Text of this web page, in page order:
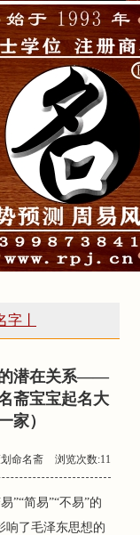
字丨
的潜在关系——
斋宝宝起名大
家）
命名斋
浏览次数:11
”“简易”“不易”的
响了毛泽东思想的